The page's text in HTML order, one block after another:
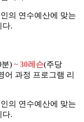
의 연수예산에 맞는
다.
분) ~ 30레슨(주당
어 과정 프로그램 리
의 연수예산에 맞는
다.